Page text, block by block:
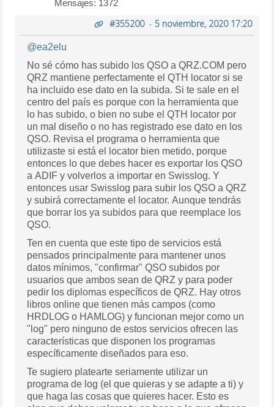
Mensajes: 1372
#355200- 5 noviembre, 2020 17:20
@ea2elu
No sé cómo has subido los QSO a QRZ.COM pero
QRZ mantiene perfectamente el QTH locator si se
ha incluido ese dato en la subida. Si te sale en el
centro del país es porque con la herramienta que
lo has subido, o bien no sube el QTH locator por
un mal diseño o no has registrado ese dato en los
QSO. Revisa el programa o herramienta que
utilizaste si está el locator bien metido, porque
entonces lo que debes hacer es exportar los QSO
a ADIF y volverlos a importar en Swisslog. Y
entonces usar Swisslog para subir los QSO a QRZ
y subirá correctamente el locator. Aunque tendrás
que borrar los ya subidos para que reemplace los
QSO.
Ten en cuenta que este tipo de servicios está
pensados principalmente para mantener unos
datos mínimos, "confirmar" QSO subidos por
usuarios que ambos sean de QRZ y para poder
pedir los diplomas específicos de QRZ. Hay otros
libros online que tienen más campos (como
HRDLOG o HAMLOG) y funcionan mejor como un
"log" pero ninguno de estos servicios ofrecen las
características que disponen los programas
específicamente diseñados para eso.
Te sugiero platearte seriamente utilizar un
programa de log (el que quieras y se adapte a ti) y
que haga las cosas que quieres hacer. Esto es